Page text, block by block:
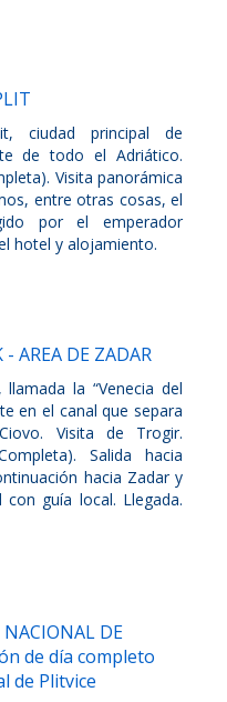
ciudad principal de
de todo el Adriático.
Visita panorámica
entre otras cosas, el
por el emperador
hotel y alojamiento.
AREA DE ZADAR
la “Venecia del
en el canal que separa
Visita de Trogir.
Salida hacia
hacia Zadar y
guía local. Llegada.
NACIONAL DE
de día completo
de Plitvice